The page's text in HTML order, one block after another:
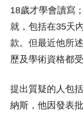
18歲才學會讀寫
就，包括在35天
款。但最近他所
歷及學術資格都
提出質疑的人包
納斯，他因發表